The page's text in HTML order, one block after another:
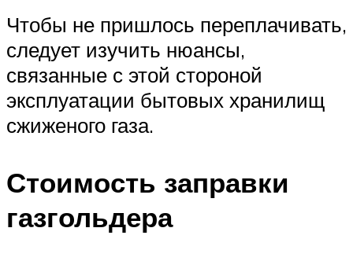
Чтобы не пришлось переплачивать,
следует изучить нюансы,
связанные с этой стороной
эксплуатации бытовых хранилищ
сжиженого газа.
Стоимость заправки
газгольдера